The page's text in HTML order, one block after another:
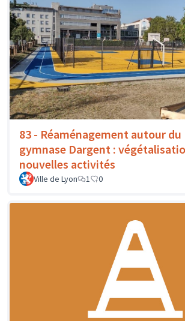
83 - Réaménagement autour du
gymnase Dargent :
nouvelles activités
Ville de Lyon 1 0